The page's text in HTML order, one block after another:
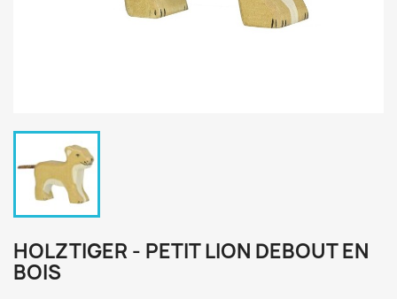
HOLZTIGER - PETIT LION DEBOUT EN
BOIS